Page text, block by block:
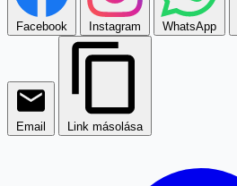
Facebook Instagram WhatsApp
Email Link másolása